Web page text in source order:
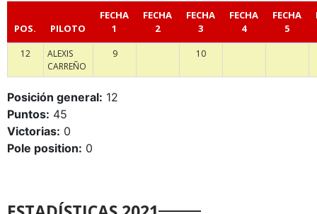
POS. PILOTO
FECHA
1
FECHA
2
FECHA
3
FECHA
4
FECHA
5
12
ALEXIS
CARREÑO
9 10
Posición general: 12
Puntos: 45
Victorias: 0
Pole position: 0